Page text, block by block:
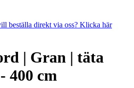
beställa direkt via oss? Klicka här
| Gran | täta
400 cm